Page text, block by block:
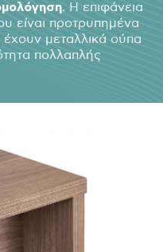
. Η επιφάνεια
είναι προτρυπημένα
μεταλλικά ούπα
πολλαπλής